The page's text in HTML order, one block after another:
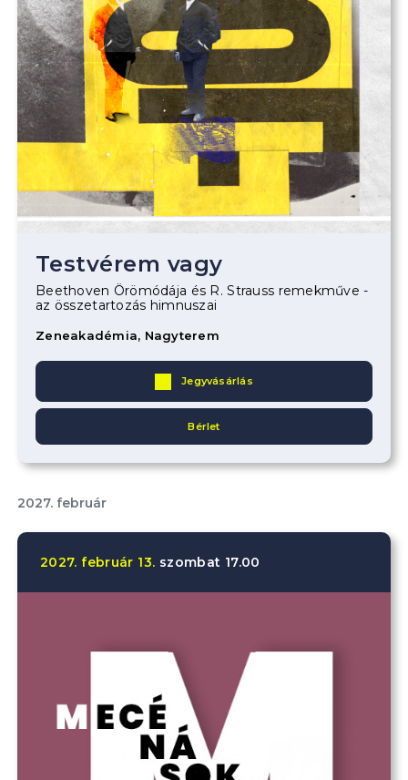
Testvérem vagy
Beethoven Örömódája és R. Strauss remekműve -
az összetartozás himnuszai
Zeneakadémia, Nagyterem
Jegyvásárlás
Bérlet
2027. február
2027. február 13. szombat 17.00